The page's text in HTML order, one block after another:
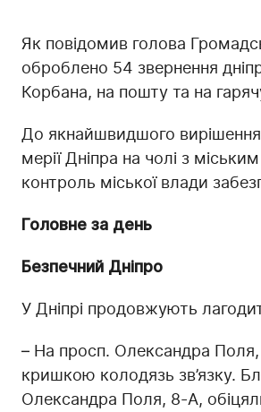
Як повідомив голова
оброблено 54 звернення
Корбана, на пошту та на
До якнайшвидшого вирішення
мерії Дніпра на чолі з
контроль міської влади
Головне за день
Безпечний Дніпро
У Дніпрі продовжують
– На просп. Олександра
кришкою колодязь зв’язку.
Олександра Поля, 8-А,